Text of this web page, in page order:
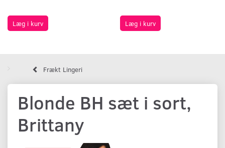
Læg i kurv Læg i kurv
Frækt Lingeri
Blonde BH sæt i sort,
Brittany